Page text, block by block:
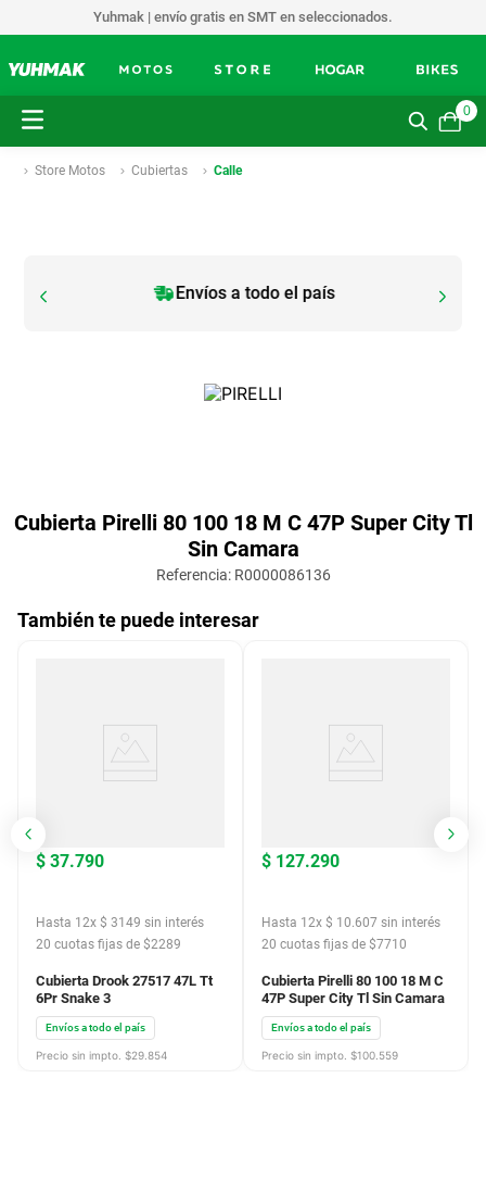
Yuhmak | envío gratis en SMT en seleccionados.
0
Store Motos Cubiertas Calle
Envíos a todo el país
Cubierta Pirelli 80 100 18 M C 47P Super City Tl
Sin Camara
Referencia: R0000086136
También te puede interesar
$ 37.790
Hasta 12x $ 3149 sin interés
20 cuotas fijas de $2289
Cubierta Drook 27517 47L Tt
6Pr Snake 3
Envíos a todo el país
Precio sin impto. $29.854
$ 127.290
Hasta 12x $ 10.607 sin interés
20 cuotas fijas de $7710
Cubierta Pirelli 80 100 18 M C
47P Super City Tl Sin Camara
Envíos a todo el país
Precio sin impto. $100.559